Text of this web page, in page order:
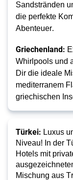
Sandstränden
die perfekte
Abenteuer.
Griechenland:
Whirlpools und
Dir die ideale
mediterranem
griechischen
Türkei: Luxus
Niveau! In der
Hotels mit
Mischung aus